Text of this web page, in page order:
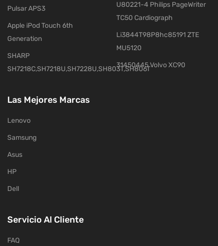
Pulsar APS3
Apple iPod Touch 6th
Generation
SHARP
SH7218C,SH7218U,SH7228U,SH803T,SH806T
U80221-4 Philips PageWriter
TC50 Cardiograph
Li3844T98P8hc85191 ZTE
MU5120
31450445 Volvo XC90
Las Mejores Marcas
Lenovo
Samsung
Asus
HP
Dell
Servicio Al Cliente
FAQ